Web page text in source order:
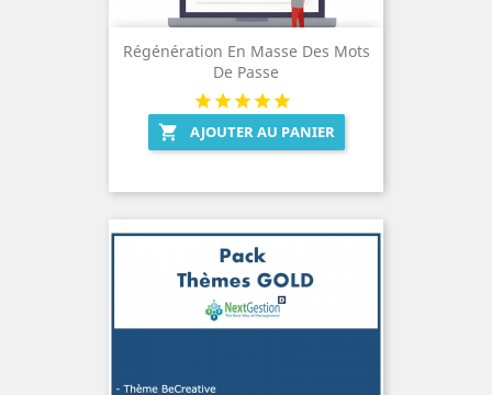
Régénération En Masse Des Mots
De Passe
 AJOUTER AU PANIER